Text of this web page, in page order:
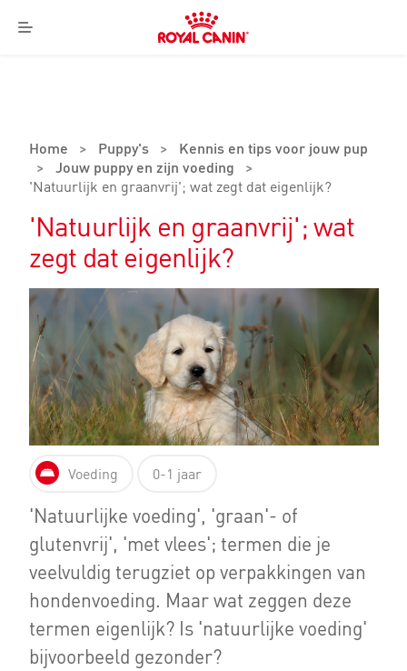
Menu
Royal
Canin
Home > Puppy's >
Kennis en tips voor jouw pup
> Jouw puppy en zijn voeding
>
'Natuurlijk en graanvrij'; wat zegt dat eigenlijk?
'Natuurlijk en graanvrij'; wat
zegt dat eigenlijk?
Voeding 0-1 jaar
'Natuurlijke voeding', 'graan'- of
glutenvrij', 'met vlees'; termen die je
veelvuldig terugziet op verpakkingen van
hondenvoeding. Maar wat zeggen deze
termen eigenlijk? Is 'natuurlijke voeding'
bijvoorbeeld gezonder?